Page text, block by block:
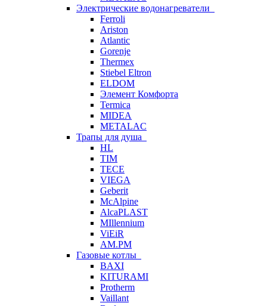
Электрические водонагреватели
Ferroli
Ariston
Atlantic
Gorenje
Thermex
Stiebel Eltron
ELDOM
Элемент Комфорта
Termica
MIDEA
METALAC
Трапы для душа
HL
TIM
TECE
VIEGA
Geberit
McAlpine
AlcaPLAST
MIllennium
ViEiR
AM.PM
Газовые котлы
BAXI
KITURAMI
Protherm
Vaillant